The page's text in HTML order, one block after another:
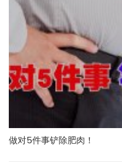
做对5件事铲除肥肉！